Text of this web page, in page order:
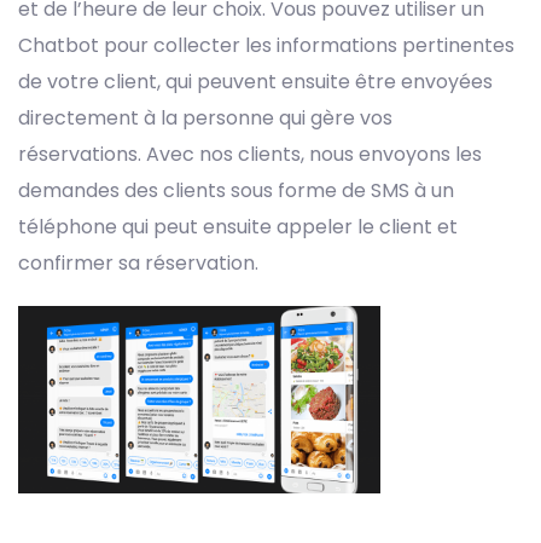
et de l’heure de leur choix. Vous pouvez utiliser un
Chatbot pour collecter les informations pertinentes
de votre client, qui peuvent ensuite être envoyées
directement à la personne qui gère vos
réservations. Avec nos clients, nous envoyons les
demandes des clients sous forme de SMS à un
téléphone qui peut ensuite appeler le client et
confirmer sa réservation.